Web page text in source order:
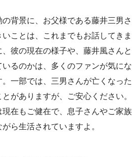
背景に、お父様である藤井三男さ
ことは、これまでもお話してきま
彼の現在の様子や、藤井風さんと
るのかは、多くのファンが気にな
一部では、三男さんが亡くなった
がありますが、ご安心ください。
在もご健在で、息子さんやご家族
ら生活されていますよ。